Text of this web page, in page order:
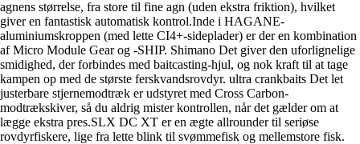
agnens størrelse, fra store til fine agn (uden ekstra friktion), hvilket
giver en fantastisk automatisk kontrol.Inde i HAGANE-
aluminiumskroppen (med lette CI4+-sideplader) er der en kombination
af Micro Module Gear og -SHIP. Shimano Det giver den uforlignelige
smidighed, der forbindes med baitcasting-hjul, og nok kraft til at tage
kampen op med de største ferskvandsrovdyr. ultra crankbaits Det let
justerbare stjernemodtræk er udstyret med Cross Carbon-
modtrækskiver, så du aldrig mister kontrollen, når det gælder om at
lægge ekstra pres.SLX DC XT er en ægte allrounder til seriøse
rovdyrfiskere, lige fra lette blink til svømmefisk og mellemstore fisk.